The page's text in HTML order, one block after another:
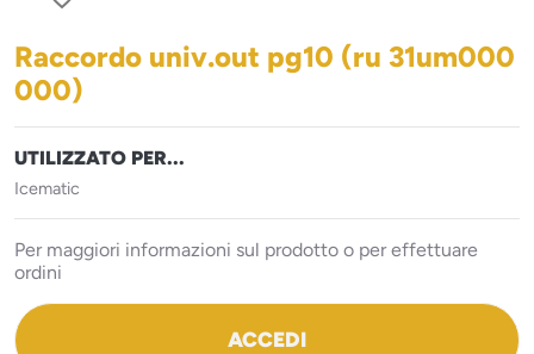
Raccordo univ.out pg10 (ru 31um000
000)
UTILIZZATO PER...
Icematic
Per maggiori informazioni sul prodotto o per effettuare
ordini
ACCEDI